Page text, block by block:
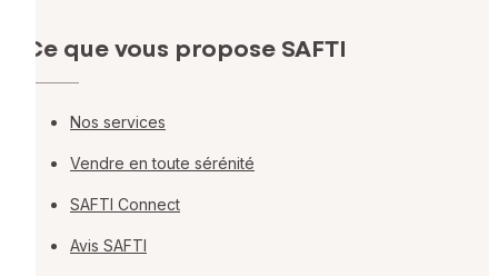
Ce que vous propose SAFTI
Nos services
Vendre en toute sérénité
SAFTI Connect
Avis SAFTI